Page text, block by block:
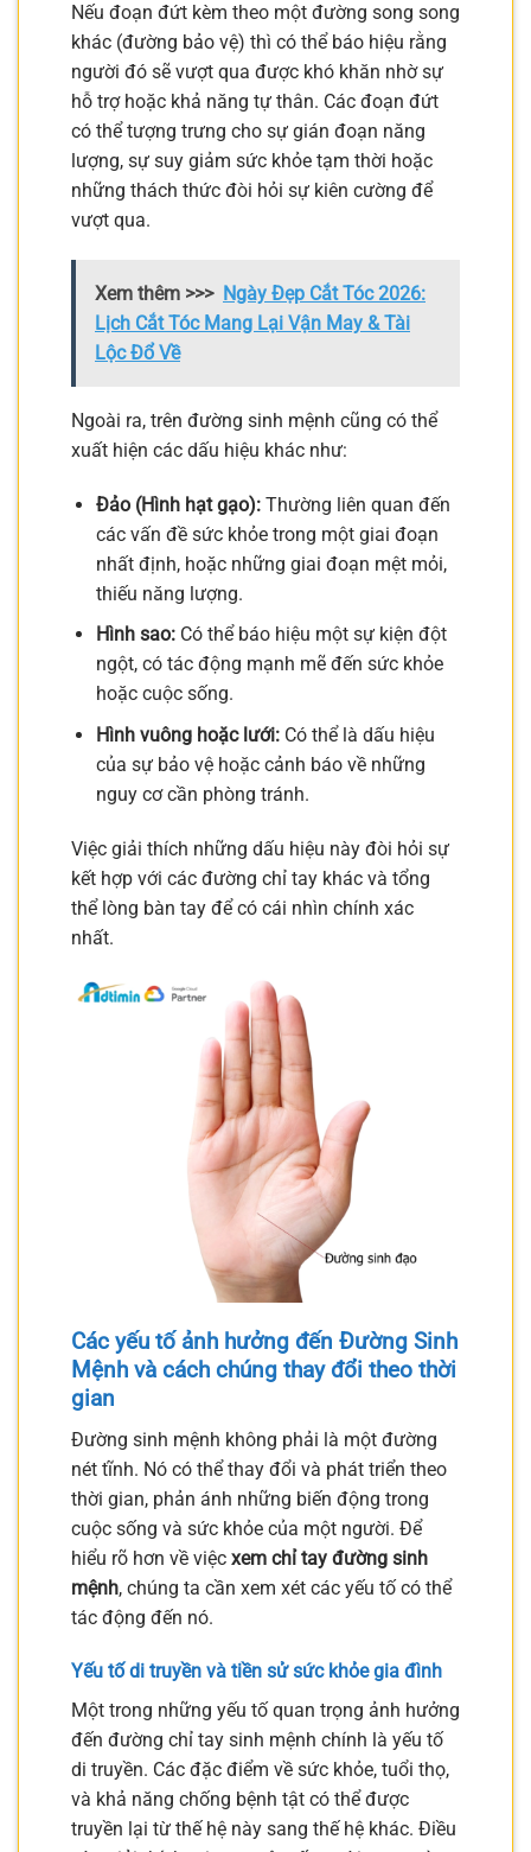
Nếu đoạn đứt kèm theo một đường song song
khác (đường bảo vệ) thì có thể báo hiệu rằng
người đó sẽ vượt qua được khó khăn nhờ sự
hỗ trợ hoặc khả năng tự thân. Các đoạn đứt
có thể tượng trưng cho sự gián đoạn năng
lượng, sự suy giảm sức khỏe tạm thời hoặc
những thách thức đòi hỏi sự kiên cường để
vượt qua.
Xem thêm >>> Ngày Đẹp Cắt Tóc 2026:
Lịch Cắt Tóc Mang Lại Vận May & Tài
Lộc Đổ Về
Ngoài ra, trên đường sinh mệnh cũng có thể
xuất hiện các dấu hiệu khác như:
Đảo (Hình hạt gạo):Thường liên quan đến
các vấn đề sức khỏe trong một giai đoạn
nhất định, hoặc những giai đoạn mệt mỏi,
thiếu năng lượng.
Hình sao:Có thể báo hiệu một sự kiện đột
ngột, có tác động mạnh mẽ đến sức khỏe
hoặc cuộc sống.
Hình vuông hoặc lưới:Có thể là dấu hiệu
của sự bảo vệ hoặc cảnh báo về những
nguy cơ cần phòng tránh.
Việc giải thích những dấu hiệu này đòi hỏi sự
kết hợp với các đường chỉ tay khác và tổng
thể lòng bàn tay để có cái nhìn chính xác
nhất.
Các yếu tố ảnh hưởng đến Đường Sinh
Mệnh và cách chúng thay đổi theo thời
gian
Đường sinh mệnh không phải là một đường
nét tĩnh. Nó có thể thay đổi và phát triển theo
thời gian, phản ánh những biến động trong
cuộc sống và sức khỏe của một người. Để
hiểu rõ hơn về việc xem chỉ tay đường sinh
mệnh, chúng ta cần xem xét các yếu tố có thể
tác động đến nó.
Yếu tố di truyền và tiền sử sức khỏe gia đình
Một trong những yếu tố quan trọng ảnh hưởng
đến đường chỉ tay sinh mệnh chính là yếu tố
di truyền. Các đặc điểm về sức khỏe, tuổi thọ,
và khả năng chống bệnh tật có thể được
truyền lại từ thế hệ này sang thế hệ khác. Điều